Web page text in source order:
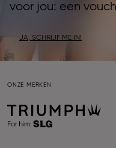
voor jou: een
JA, SCHRIJF ME IN!
ONZE MERKEN